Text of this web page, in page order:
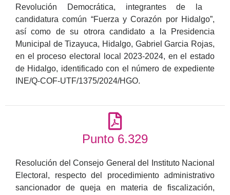
Revolución Democrática, integrantes de la
candidatura común “Fuerza y Corazón por Hidalgo”,
así como de su otrora candidato a la Presidencia
Municipal de Tizayuca, Hidalgo, Gabriel Garcia Rojas,
en el proceso electoral local 2023-2024, en el estado
de Hidalgo, identificado con el número de expediente
INE/Q-COF-UTF/1375/2024/HGO.
Punto 6.329
Resolución del Consejo General del Instituto Nacional
Electoral, respecto del procedimiento administrativo
sancionador de queja en materia de fiscalización,